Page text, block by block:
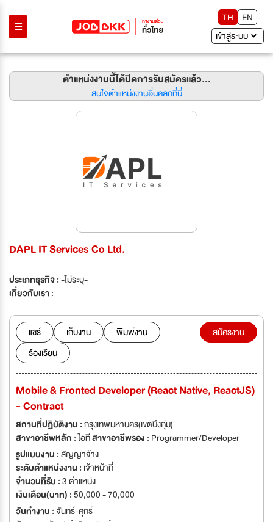
TH
EN
เข้าสู่ระบบ
ตำแหน่งงานนี้ได้ปิดการรับสมัครแล้ว...
สนใจตำแหน่งงานอื่นคลิกที่นี่
DAPL IT Services Co Ltd.
ประเภทธุรกิจ :-ไม่ระบุ-
เกี่ยวกับเรา :
แชร์ เก็บงาน
พิมพ์งาน
ร้องเรียน
สมัครงาน
Mobile & Fronted Developer (React Native, ReactJS)
- Contract
สถานที่ปฏิบัติงาน :กรุงเทพมหานคร(เขตบึงกุ่ม)
สาขาอาชีพหลัก :ไอทีสาขาอาชีพรอง : Programmer/Developer
รูปแบบงาน :สัญญาจ้าง
ระดับตำแหน่งงาน : เจ้าหน้าที่
จำนวนที่รับ :3 ตำแหน่ง
เงินเดือน(บาท) :50,000 - 70,000
วันทำงาน :จันทร์-ศุกร์